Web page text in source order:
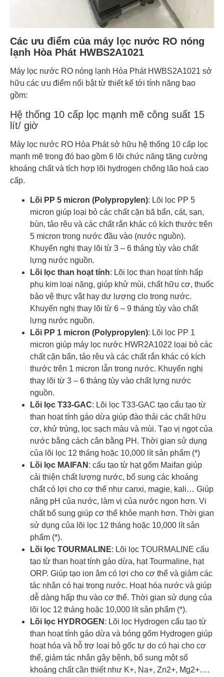
Các ưu điểm của máy lọc nước RO nóng
lạnh Hòa Phát HWBS2A1021
Máy lọc nước RO nóng lạnh Hòa Phát HWBS2A1021 sở
hữu các ưu điểm nổi bật từ thiết kế tới tính năng bao
gồm:
Hệ thống 10 cấp lọc mạnh mẽ công suất 15
lít/ giờ
Máy lọc nước RO Hòa Phát sở hữu hệ thống 10 cấp lọc
mạnh mẽ trong đó bao gồm 6 lõi chức năng tăng cường
khoáng chất và tích hợp lõi hydrogen chống lão hoá cao
cấp.
Lõi PP 5 micron (Polypropylen): Lõi lọc PP 5
micron giúp loại bỏ các chất cặn bã bẩn, cát, sạn,
bùn, tảo rêu và các chất rắn khác có kích thước trên
5 micron trong nước đầu vào (nước nguồn).
Khuyến nghị thay lõi từ 3 – 6 tháng tùy vào chất
lựng nước nguồn.
Lõi lọc than hoạt tính: Lõi lọc than hoạt tính hấp
phụ kim loại nặng, giúp khử mùi, chất hữu cơ, thuốc
bảo vệ thực vật hay dư lượng clo trong nước.
Khuyến nghị thay lõi từ 6 – 9 tháng tùy vào chất
lựng nước nguồn.
Lõi PP 1 micron (Polypropylen): Lõi lọc PP 1
micron giúp máy lọc nước HWR2A1022 loại bỏ các
chất cặn bẩn, tảo rêu và các chất rắn khác có kích
thước trên 1 micron lẫn trong nước. Khuyến nghị
thay lõi từ 3 – 6 tháng tùy vào chất lựng nước
nguồn.
Lõi lọc T33-GAC: Lõi lọc T33-GAC tạo cấu tạo từ
than hoạt tính gáo dừa giúp đào thải các chất hữu
cơ, khử trùng, lọc sạch màu và mùi. Tạo vị ngọt của
nước bằng cách cân bằng PH. Thời gian sử dụng
của lõi lọc 12 tháng hoặc 10,000 lít sản phẩm (*)
Lõi lọc MAIFAN : cấu tạo từ hạt gốm Maifan giúp
cải thiện chất lượng nước, bổ sung các khoáng
chất có lợi cho cơ thể như canxi, magie, kali… Giúp
nâng pH của nước, làm vị của nước ngon hơn. Vi
chất bổ sung giúp cơ thể khỏe mạnh hơn. Thời gian
sử dụng của lõi lọc 12 tháng hoặc 10,000 lít sản
phẩm (*).
Lõi lọc TOURMALINE: Lõi lọc TOURMALINE cấu
tạo từ than hoạt tính gáo dừa, hạt Tourmaline, hạt
ORP. Giúp tạo ion âm có lợi cho cơ thể và giảm các
tác nhân có hại trong nước. Hoạt hóa nước và giúp
dễ dàng hấp thu vào cơ thể. Thời gian sử dụng của
lõi lọc 12 tháng hoặc 10,000 lít sản phẩm (*).
Lõi lọc HYDROGEN : Lõi lọc Hydrogen cấu tạo từ
than hoạt tính gáo dừa và bóng gốm Hydrogen giúp
hoạt hóa và hỗ trợ loại bỏ gốc tự do có hại cho cơ
thể, giảm tác nhân gây bệnh, bổ sung một số
khoáng chất cần thiết như K+, Na+, Zn2+, Mg2+….